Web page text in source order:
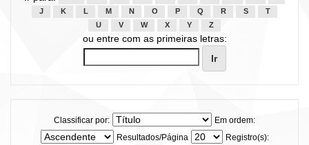
J
K L M N O P Q R S
T
U
V W X Y Z
ou entre com as primeiras letras:
Classificar por:
Em ordem:
Resultados/Página
Registro(s):